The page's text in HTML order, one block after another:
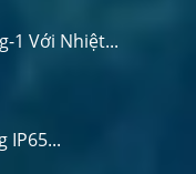
1 Với Nhiệt...
IP65...